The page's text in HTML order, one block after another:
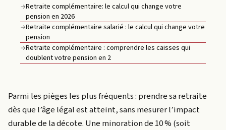
→Retraite complémentaire: le calcul qui change votre
pension en 2026
→Retraite complémentaire salarié : le calcul qui change votre
pension
→Retraite complémentaire : comprendre les caisses qui
doublent votre pension en 2
Parmi les pièges les plus fréquents : prendre sa retraite
dès que l’âge légal est atteint, sans mesurer l’impact
durable de la décote. Une minoration de 10 % (soit